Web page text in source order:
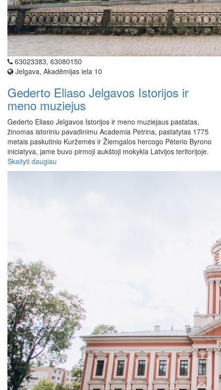
63023383, 63080150
Jelgava, Akadēmijas iela 10
Gederto Eliaso Jelgavos Istorijos ir
meno muziejus
Gederto Eliaso Jelgavos Istorijos ir meno muziejaus pastatas,
žinomas istoriniu pavadinimu Academia Petrina, pastatytas 1775
metais paskutinio Kuržemės ir Žiemgalos hercogo Pėterio Byrono
iniciatyva, jame buvo pirmoji aukštoji mokykla Latvijos teritorijoje.
Skaityti daugiau